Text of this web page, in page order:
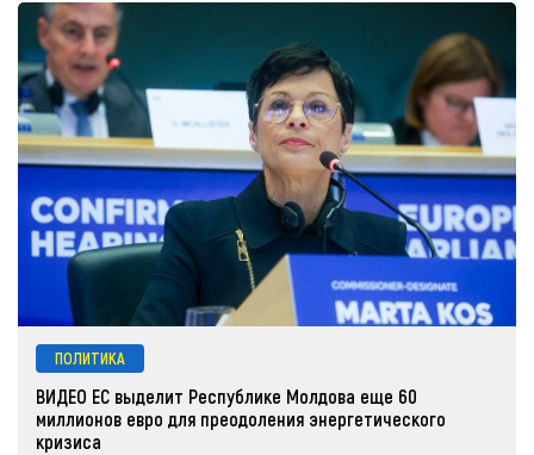
ПОЛИТИКА
ВИДЕО ЕС выделит Республике Молдова еще 60
миллионов евро для преодоления энергетического
кризиса